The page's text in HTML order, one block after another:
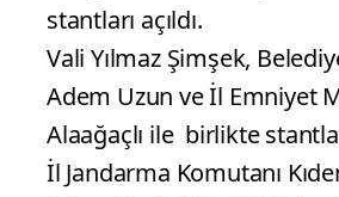
stantları açıldı.
Vali Yılmaz Şimşek,
Adem Uzun ve İl Emniyet
Alaağaçlı ile birlikte
İl Jandarma Komutanı